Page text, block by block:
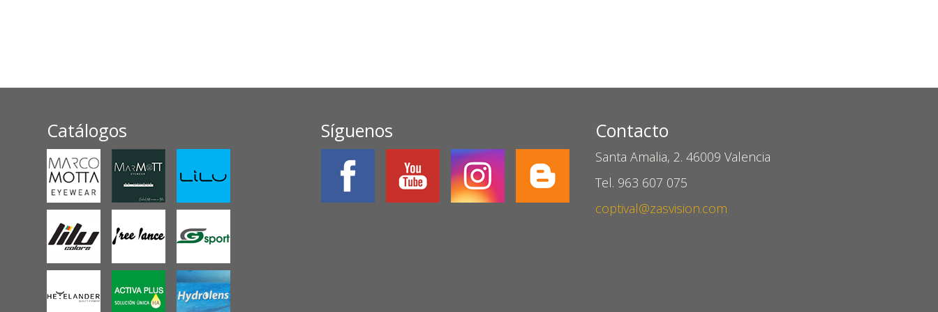
Catálogos Síguenos Contacto
Santa Amalia, 2. 46009 Valencia
Tel. 963 607 075
coptival@zasvision.com